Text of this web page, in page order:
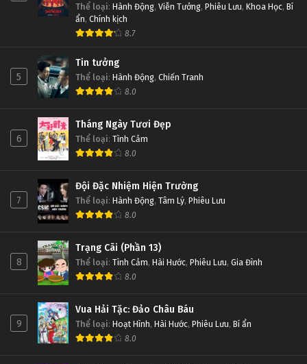
Thể loại: Hành Động, Viễn Tưởng, Phiêu Lưu, Khoa Học, Bí
ẩn, Chính kịch
8.7
5
Tin tưởng
Thể loại: Hành Động, Chiến Tranh
8.0
6
Tháng Ngày Tươi Đẹp
Thể loại: Tình Cảm
8.0
7
Đội Đặc Nhiệm Hiện Trường
Thể loại: Hành Động, Tâm Lý, Phiêu Lưu
8.0
8
Trạng Cãi (Phần 13)
Thể loại: Tình Cảm, Hài Hước, Phiêu Lưu, Gia Đình
8.0
9
Vua Hải Tặc: Đảo Châu Báu
Thể loại: Hoạt Hình, Hài Hước, Phiêu Lưu, Bí ẩn
8.0